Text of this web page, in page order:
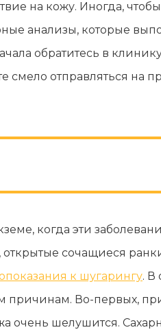
на кожу. Иногда, чтобы
анализы, которые
обратитесь в
смело отправляться на
когда эти
сочащиеся
к шугарингу. В
причинам. Во-первых,
очень шелушится.